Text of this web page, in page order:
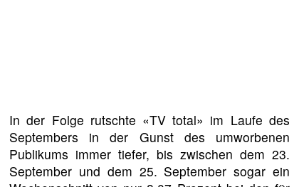
In der Folge rutschte «TV total» im Laufe des
Septembers in der Gunst des umworbenen
Publikums immer tiefer, bis zwischen dem 23.
September und dem 25. September sogar ein